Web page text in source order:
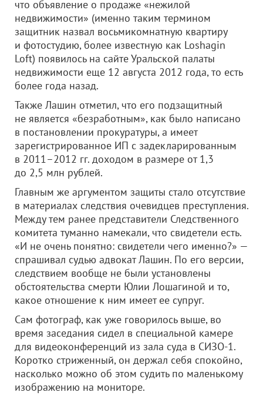
что объявление о продаже «нежилой
недвижимости» (именно таким термином
защитник назвал восьмикомнатную квартиру
и фотостудию, более известную как Loshagin
Loft) появилось на сайте Уральской палаты
недвижимости еще 12 августа 2012 года, то есть
более года назад.
Также Лашин отметил, что его подзащитный
не является «безработным», как было написано
в постановлении прокуратуры, а имеет
зарегистрированное ИП с задекларированным
в 2011–2012 гг. доходом в размере от 1,3
до 2,5 млн рублей.
Главным же аргументом защиты стало отсутствие
в материалах следствия очевидцев преступления.
Между тем ранее представители Следственного
комитета туманно намекали, что свидетели есть.
«И не очень понятно: свидетели чего именно?» —
спрашивал судью адвокат Лашин. По его версии,
следствием вообще не были установлены
обстоятельства смерти Юлии Лошагиной и то,
какое отношение к ним имеет ее супруг.
Сам фотограф, как уже говорилось выше, во
время заседания сидел в специальной камере
для видеоконференций из зала суда в СИЗО-1.
Коротко стриженный, он держал себя спокойно,
насколько можно об этом судить по маленькому
изображению на мониторе.